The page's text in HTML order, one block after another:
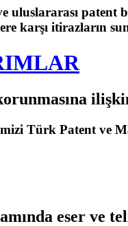
uluslararası
karşı itirazların
Türk Patent ve
eser ve